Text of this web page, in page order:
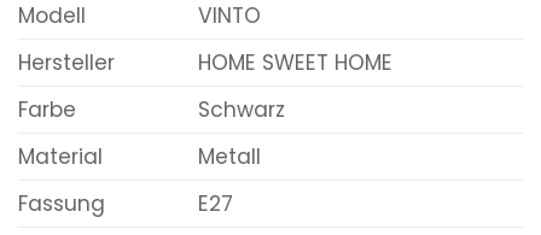
Modell
VINTO
Hersteller
HOME SWEET HOME
Farbe
Schwarz
Material
Metall
Fassung
E27